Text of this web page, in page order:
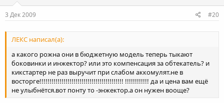
3 Дек 2009 #20
ЛЕКС написал(а):
а какого рожна они в бюджетную модель теперь тыкают
боковинки и инжектор? или это компенсация за обтекатель? и
кикстартер не раз выручит при слабом аккомулят.не в
восторге!!!!!!!!!!!!!!!!!!!!!!!!!!!!!!!!!!!!!!!!!! !!!!!!!!!!!! да и цена вам ещё
не улыбнётся.вот понту то -энжектор.а он нужен вооще?